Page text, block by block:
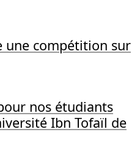
une compétition sur
nos étudiants
Ibn Tofaïl de